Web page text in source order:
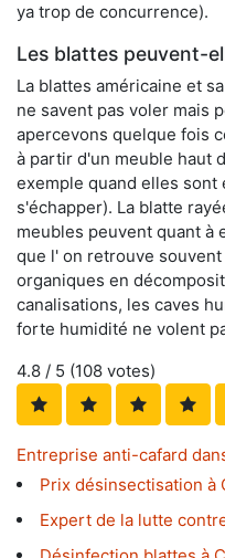
ya trop de concurrence).
Les blattes peuvent-
La blattes américaine et
ne savent pas voler mais
apercevons quelque fois
à partir d'un meuble haut
exemple quand elles sont
s'échapper). La blatte
meubles peuvent quant à
que l' on retrouve
organiques en
canalisations, les caves
forte humidité ne volent
4.8 / 5 (108 votes)
Entreprise anti-cafard
Prix désinsectisation à
Expert de la lutte